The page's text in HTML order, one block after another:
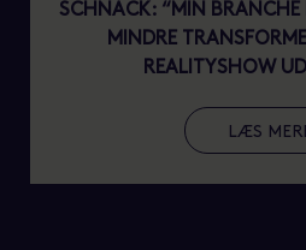
SCHNACK: “MIN BRANCHE
MINDRE
REALITYSHOW
LÆS